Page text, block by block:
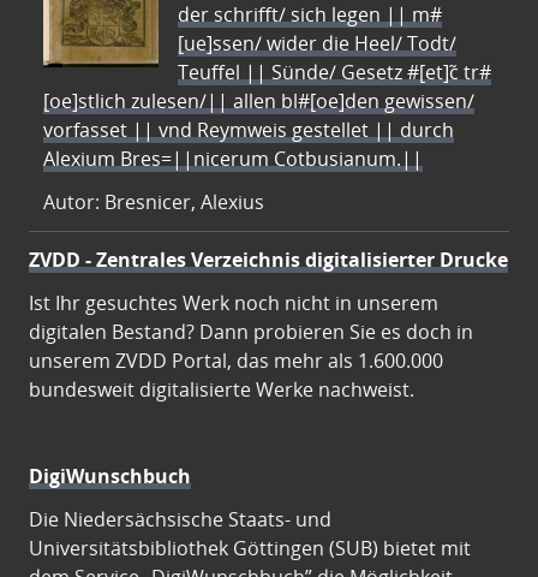
der schrifft/ sich legen || m#
[ue]ssen/ wider die Heel/ Todt/
Teuffel || Sünde/ Gesetz #[et]c̃ tr#
[oe]stlich zulesen/|| allen bl#[oe]den gewissen/
vorfasset || vnd Reymweis gestellet || durch
Alexium Bres=||nicerum Cotbusianum.||
Autor: Bresnicer, Alexius
ZVDD - Zentrales Verzeichnis digitalisierter Drucke
Ist Ihr gesuchtes Werk noch nicht in unserem
digitalen Bestand? Dann probieren Sie es doch in
unserem ZVDD Portal, das mehr als 1.600.000
bundesweit digitalisierte Werke nachweist.
DigiWunschbuch
Die Niedersächsische Staats- und
Universitätsbibliothek Göttingen (SUB) bietet mit